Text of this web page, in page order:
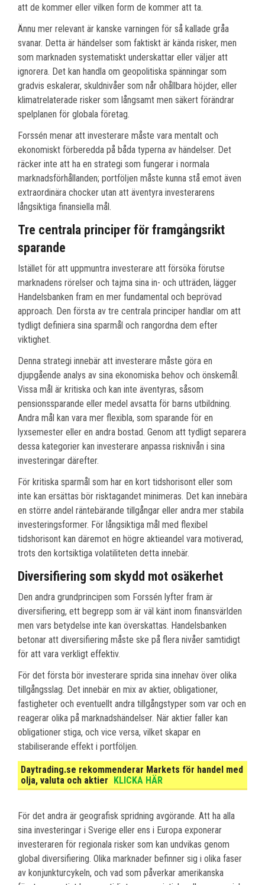
att de kommer eller vilken form de kommer att ta.
Ännu mer relevant är kanske varningen för så kallade gråa
svanar. Detta är händelser som faktiskt är kända risker, men
som marknaden systematiskt underskattar eller väljer att
ignorera. Det kan handla om geopolitiska spänningar som
gradvis eskalerar, skuldnivåer som når ohållbara höjder, eller
klimatrelaterade risker som långsamt men säkert förändrar
spelplanen för globala företag.
Forssén menar att investerare måste vara mentalt och
ekonomiskt förberedda på båda typerna av händelser. Det
räcker inte att ha en strategi som fungerar i normala
marknadsförhållanden; portföljen måste kunna stå emot även
extraordinära chocker utan att äventyra investerarens
långsiktiga finansiella mål.
Tre centrala principer för framgångsrikt
sparande
Istället för att uppmuntra investerare att försöka förutse
marknadens rörelser och tajma sina in- och utträden, lägger
Handelsbanken fram en mer fundamental och beprövad
approach. Den första av tre centrala principer handlar om att
tydligt definiera sina sparmål och rangordna dem efter
viktighet.
Denna strategi innebär att investerare måste göra en
djupgående analys av sina ekonomiska behov och önskemål.
Vissa mål är kritiska och kan inte äventyras, såsom
pensionssparande eller medel avsatta för barns utbildning.
Andra mål kan vara mer flexibla, som sparande för en
lyxsemester eller en andra bostad. Genom att tydligt separera
dessa kategorier kan investerare anpassa risknivån i sina
investeringar därefter.
För kritiska sparmål som har en kort tidshorisont eller som
inte kan ersättas bör risktagandet minimeras. Det kan innebära
en större andel räntebärande tillgångar eller andra mer stabila
investeringsformer. För långsiktiga mål med flexibel
tidshorisont kan däremot en högre aktieandel vara motiverad,
trots den kortsiktiga volatiliteten detta innebär.
Diversifiering som skydd mot osäkerhet
Den andra grundprincipen som Forssén lyfter fram är
diversifiering, ett begrepp som är väl känt inom finansvärlden
men vars betydelse inte kan överskattas. Handelsbanken
betonar att diversifiering måste ske på flera nivåer samtidigt
för att vara verkligt effektiv.
För det första bör investerare sprida sina innehav över olika
tillgångsslag. Det innebär en mix av aktier, obligationer,
fastigheter och eventuellt andra tillgångstyper som var och en
reagerar olika på marknadshändelser. När aktier faller kan
obligationer stiga, och vice versa, vilket skapar en
stabiliserande effekt i portföljen.
Daytrading.se rekommenderar Markets för handel med
olja, valuta och aktier
KLICKA HÄR
För det andra är geografisk spridning avgörande. Att ha alla
sina investeringar i Sverige eller ens i Europa exponerar
investeraren för regionala risker som kan undvikas genom
global diversifiering. Olika marknader befinner sig i olika faser
av konjunkturcykeln, och vad som påverkar amerikanska